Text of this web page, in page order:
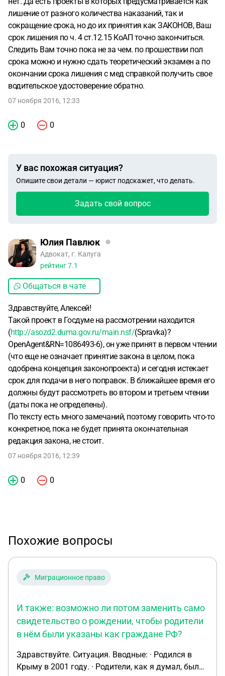
лишение от разного количества наказаний, так и
сокращение срока, но до их принятия как ЗАКОНОВ, Ваш
срок лишения по ч. 4 ст.12.15 КоАП точно закончиться.
Следить Вам точно пока не за чем. по прошествии пол
срока можно и нужно сдать теоретический экзамен а по
окончании срока лишения с мед справкой получить свое
водительское удостоверение обратно.
07 ноября 2016, 12:33
0 0
У вас похожая ситуация?
Опишите свои детали — юрист подскажет, что делать.
Задать свой вопрос
Юлия Павлюк
Адвокат, г. Калуга
рейтинг7.1
Общаться в чате
Здравствуйте, Алексей!
Такой проект в Госдуме на рассмотрении находится
(http://asozd2.duma.gov.ru/main.nsf/(Spravka)?
OpenAgent&RN=1086493-6), он уже принят в первом чтении
(что еще не означает принятие закона в целом, пока
одобрена концепция законопроекта) и сегодня истекает
срок для подачи в него поправок. В ближайшее время его
должны будут рассмотреть во втором и третьем чтении
(даты пока не определены).
По тексту есть много замечаний, поэтому говорить что-то
конкретное, пока не будет принята окончательная
редакция закона, не стоит.
07 ноября 2016, 12:39
0 0
Похожие вопросы
Миграционное право
И также: возможно ли потом заменить само
свидетельство о рождении, чтобы родители
в нём были указаны как граждане РФ?
Здравствуйте. Ситуация. Вводные: · Родился в
Крыму в 2001 году. · Родители, как я думал, были